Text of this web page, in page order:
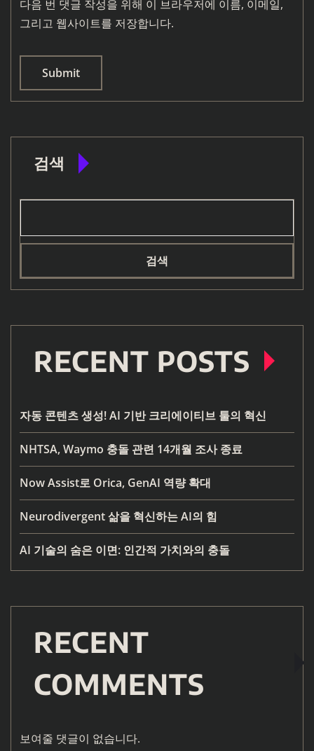
다음 번 댓글 작성을 위해 이 브라우저에 이름, 이메일,
그리고 웹사이트를 저장합니다.
검색
검색
RECENT POSTS
자동 콘텐츠 생성! AI 기반 크리에이티브 툴의 혁신
NHTSA, Waymo 충돌 관련 14개월 조사 종료
Now Assist로 Orica, GenAI 역량 확대
Neurodivergent 삶을 혁신하는 AI의 힘
AI 기술의 숨은 이면: 인간적 가치와의 충돌
RECENT
COMMENTS
보여줄 댓글이 없습니다.